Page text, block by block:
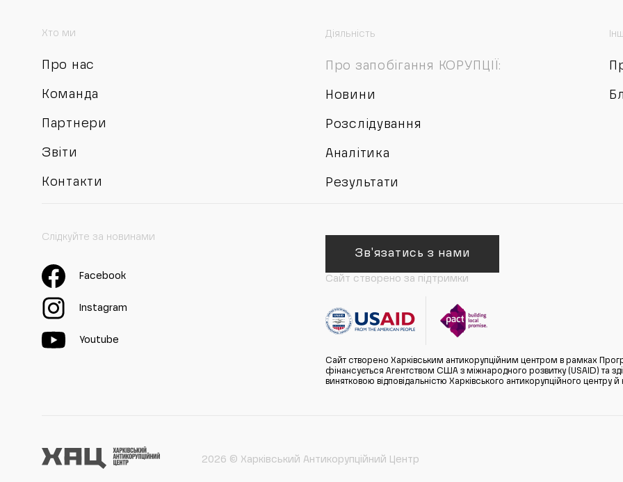
Хто ми
Про нас
Команда
Партнери
Звіти
Контакти
Діяльність
Про запобігання КОРУПЦІЇ:
Новини
Розслідування
Аналітика
Результати
Слідкуйте за новинами
Facebook
Instagram
Youtube
Зв'язатись з нами
Сайт створено за підтримки
Сайт створено Харківським антикорупційним центром в рамках
фінансується Агентством США з міжнародного розвитку (USAID) та
винятковою відповідальністю Харківського антикорупційного
2026 © Харківський Антикорупційний Центр